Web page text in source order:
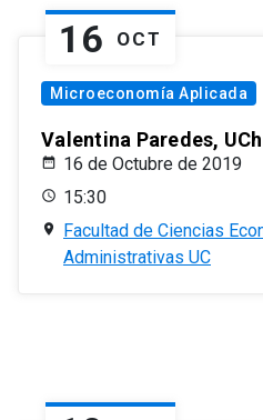
16 OCT
Microeconomía Aplicada
Valentina Paredes,
16 de Octubre de 2019
15:30
Facultad de Ciencias
Administrativas UC